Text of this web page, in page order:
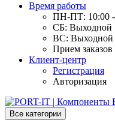
Время работы
ПН-ПТ: 10:00 -
СБ: Выходной
ВС: Выходной
Прием заказов
Клиент-центр
Регистрация
Авторизация
Все категории